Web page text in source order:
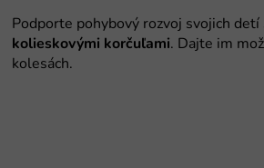
kolieskovými korčuľami